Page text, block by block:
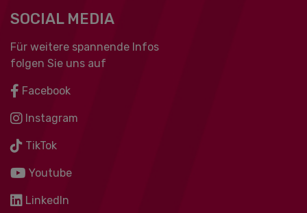
SOCIAL MEDIA
Für weitere spannende Infos
folgen Sie uns auf
Facebook
Instagram
TikTok
Youtube
LinkedIn